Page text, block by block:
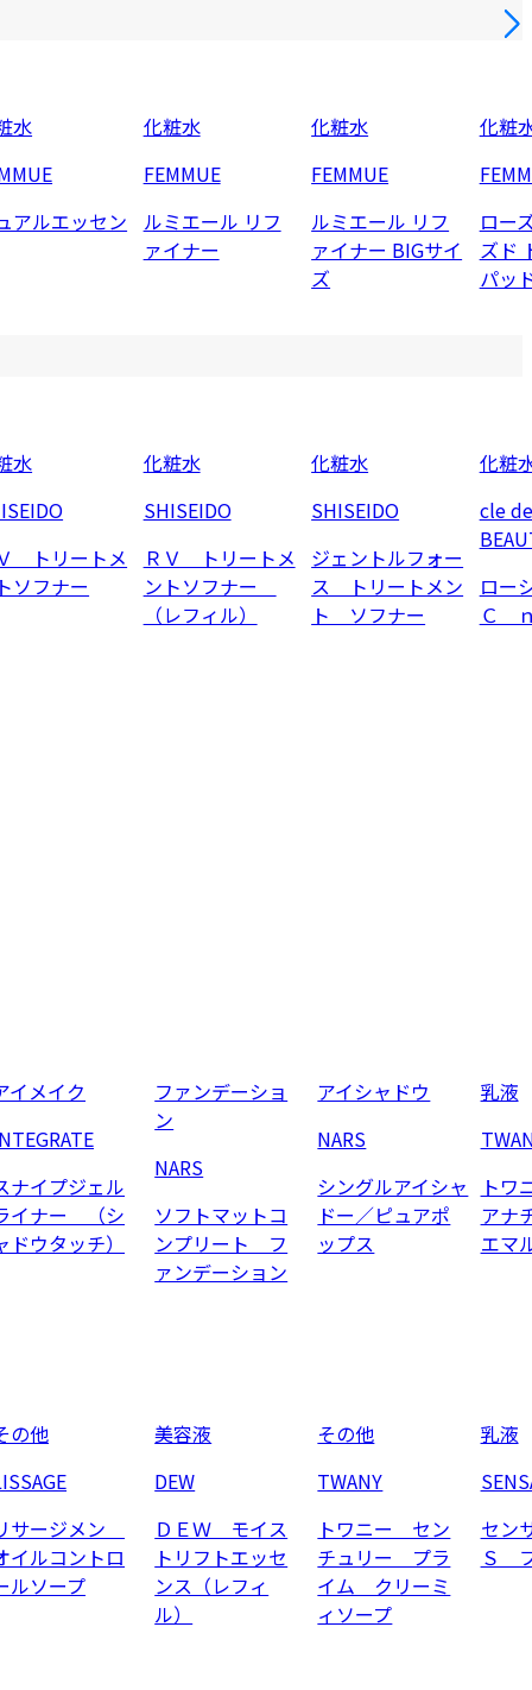
水
アルエッセン
化粧水
FEMMUE
ルミエール リフ
ァイナー
化粧水
FEMMUE
ルミエール リフ
ァイナー BIGサイ
ズ
化粧
ロー
ズド
パッ
水
トリートメ
ソフナー
化粧水
SHISEIDO
ＲＶ トリートメ
ントソフナー
（レフィル）
化粧水
SHISEIDO
ジェントルフォー
ス トリートメン
ト ソフナー
化粧
cle
ロー
Ｃ
イメイク
ナイプジェル
イナー （シ
ドウタッチ）
ファンデーショ
ン
NARS
ソフトマットコ
ンプリート フ
ァンデーション
アイシャドウ
NARS
シングルアイシャ
ドー／ピュアポ
ップス
乳液
ト
アナ
エマ
の他
サージメン
イルコントロ
ルソープ
美容液
DEW
ＤＥＷ モイス
トリフトエッセ
ンス（レフィ
ル）
その他
TWANY
トワニー セン
チュリー プラ
イム クリーミ
ィソープ
乳液
セン
Ｓ